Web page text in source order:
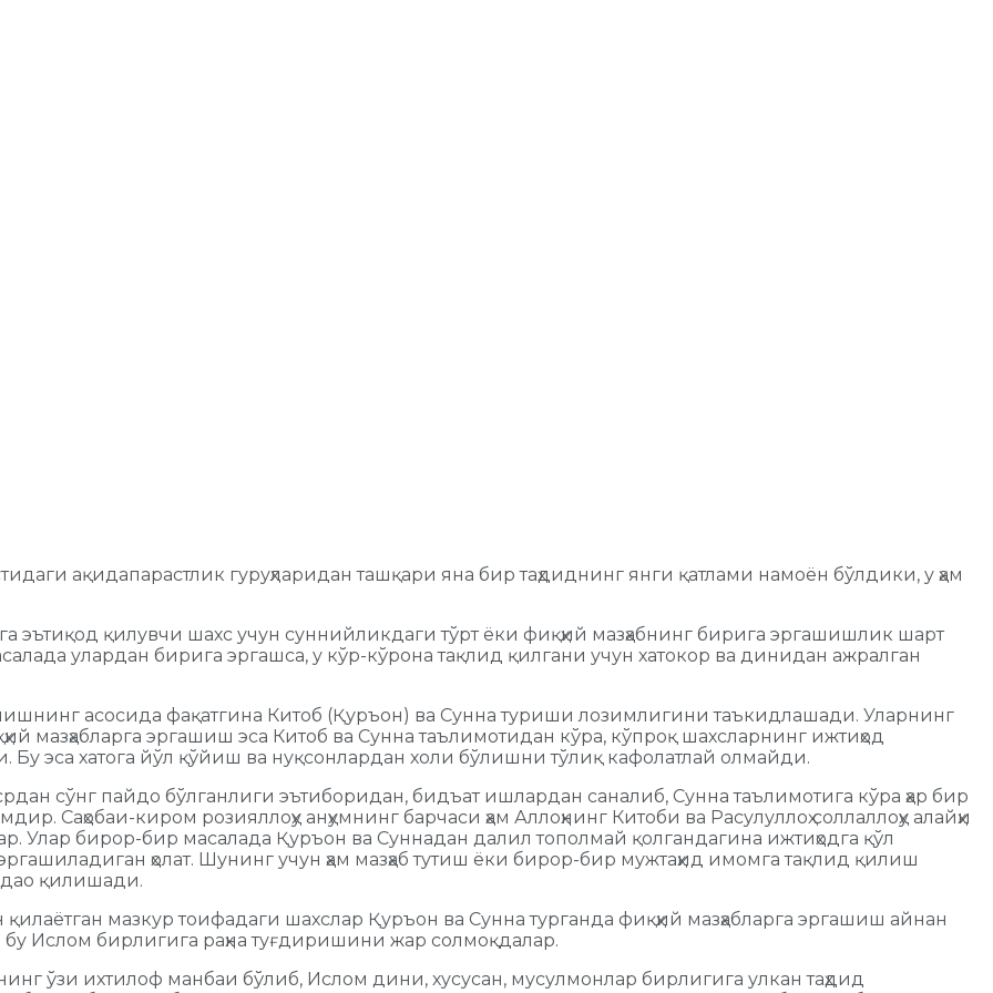
ақидапарастлик гуруҳларидан ташқари яна бир таҳдиднинг янги қатлами намоён бўлдики, у ҳам
эътиқод қилувчи шахс учун суннийликдаги тўрт ёки фиқҳий мазҳабнинг бирига эргашишлик шарт
улардан бирига эргашса, у кўр-кўрона тақлид қилгани учун хатокор ва динидан ажралган
асосида фақатгина Китоб (Қуръон) ва Сунна туриши лозимлигини таъкидлашади. Уларнинг
мазҳабларга эргашиш эса Китоб ва Сунна таълимотидан кўра, кўпроқ шахсларнинг ижтиҳод
эса хатога йўл қўйиш ва нуқсонлардан холи бўлишни тўлиқ кафолатлай олмайди.
сўнг пайдо бўлганлиги эътиборидан, бидъат ишлардан саналиб, Сунна таълимотига кўра ҳар бир
Саҳобаи-киром розияллоҳу анҳумнинг барчаси ҳам Аллоҳнинг Китоби ва Расулуллоҳ соллаллоҳу алайҳи
Улар бирор-бир масалада Қуръон ва Суннадан далил тополмай қолгандагина ижтиҳодга қўл
ҳолат. Шунинг учун ҳам мазҳаб тутиш ёки бирор-бир мужтаҳид имомга тақлид қилиш
қилишади.
мазкур тоифадаги шахслар Қуръон ва Сунна турганда фиқҳий мазҳабларга эргашиш айнан
Ислом бирлигига раҳна туғдиришини жар солмоқдалар.
ўзи ихтилоф манбаи бўлиб, Ислом дини, хусусан, мусулмонлар бирлигига улкан таҳдид